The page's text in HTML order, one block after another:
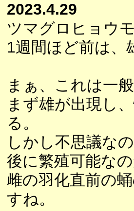
2023.4.29
ツマグロヒョウ
1週間ほど前は、
まぁ、これは一
まず雄が出現し
る。
しかし不思議な
後に繁殖可能なの
雌の羽化直前の
すね。